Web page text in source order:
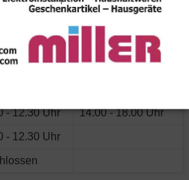
14.00 - 18.00 Uhr
- 12.30 Uhr 14.00 - 18.00 Uhr
- 12.30 Uhr 14.00 - 18.00 Uhr
- 12.30 Uhr 14.00 - 18.00 Uhr
- 12.30 Uhr